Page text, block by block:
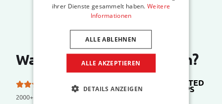
Was sagen unsere Kunden?
2000+ reviews
5.0 von 5 Sternen bei TRUSTED
SHOPS
ihrer Dienste gesammelt haben. Weitere
Informationen
ALLE AKZEPTIEREN
ALLE ABLEHNEN
DETAILS ANZEIGEN